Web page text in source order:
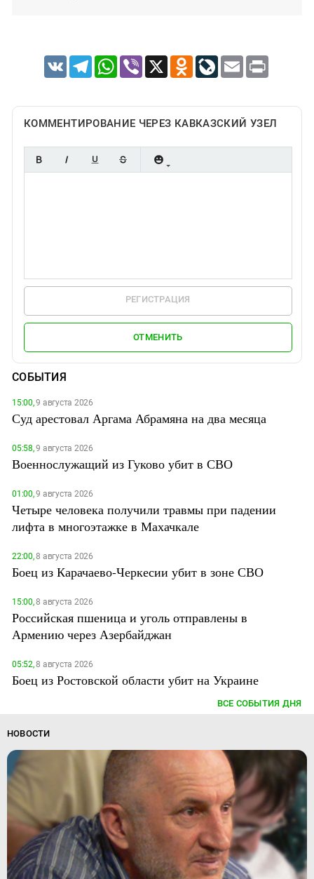
VK TelegramWhatsApp
Viber X Odnoklassniki
LiveJournal
Email Print
КОММЕНТИРОВАНИЕ ЧЕРЕЗ КАВКАЗСКИЙ УЗЕЛ
РЕГИСТРАЦИЯ
ОТМЕНИТЬ
СОБЫТИЯ
15:00,9 августа 2026
Суд арестовал Аргама Абрамяна на два месяца
05:58,9 августа 2026
Военнослужащий из Гуково убит в СВО
01:00,9 августа 2026
Четыре человека получили травмы при падении
лифта в многоэтажке в Махачкале
22:00,8 августа 2026
Боец из Карачаево-Черкесии убит в зоне СВО
15:00,8 августа 2026
Российская пшеница и уголь отправлены в
Армению через Азербайджан
05:52,8 августа 2026
Боец из Ростовской области убит на Украине
ВСЕ СОБЫТИЯ ДНЯ
НОВОСТИ